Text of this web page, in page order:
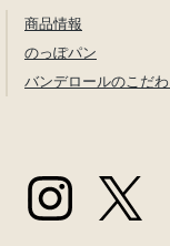
商品情報
のっぽパン
バンデロールのこだ